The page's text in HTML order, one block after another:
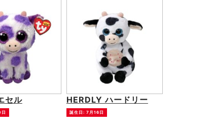
セル HERDLY ハードリー
誕生日: 7月16日